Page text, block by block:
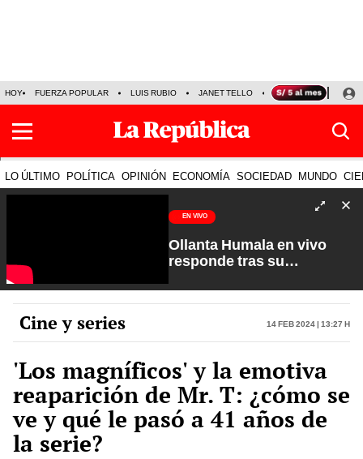
HOY FUERZA POPULAR LUIS RUBIO JANET TELLO PRECIO DEL DÓLAR
LO ÚLTIMO POLÍTICA OPINIÓN ECONOMÍA SOCIEDAD MUNDO
EN VIVO
Ollanta Humala en vivo
responde tras su
con Rosa María Palacios
Cine y series 14 Feb 2024 | 13:27 h
'Los magníficos' y la emotiva
reaparición de Mr. T: ¿cómo se
ve y qué le pasó a 41 años de
la serie?